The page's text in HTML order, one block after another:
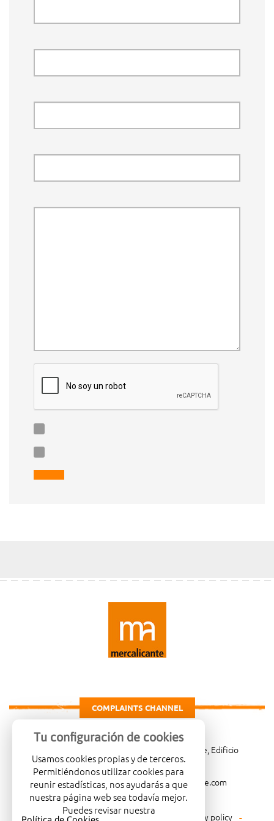
COMPLAINTS CHANNEL
Carretera de Madrid Km. 4, 03007 Alicante, Edificio
Administrativo, planta 3ª
966081001
merca@mercalicante.com
Legal warning Cookies policy Privacy policy
Tu configuración de cookies
Usamos cookies propias y de terceros.
Permitiéndonos utilizar cookies para
reunir estadísticas, nos ayudarás a que
nuestra página web sea todavía mejor.
Puedes revisar nuestra